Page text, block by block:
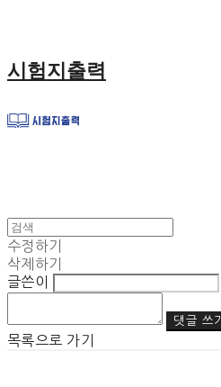
시험지출력
수정하기
삭제하기
글쓴이
댓글 쓰기
목록으로 가기